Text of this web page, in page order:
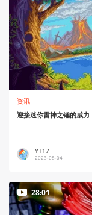
资讯
迎接迷你雷神之锤的威
YT17
2023-08-04
28:01